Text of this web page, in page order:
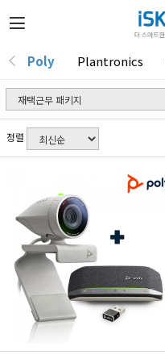
Poly Plantronics
정렬